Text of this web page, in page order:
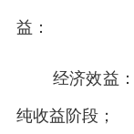
益：
经济效益
纯收益阶段；